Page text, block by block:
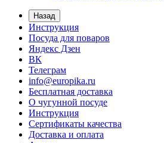
Назад
Инструкция
Посуда для поваров
Яндекс Дзен
ВК
Телеграм
info@europika.ru
Бесплатная доставка
О чугунной посуде
Инструкция
Сертификаты качества
Доставка и оплата